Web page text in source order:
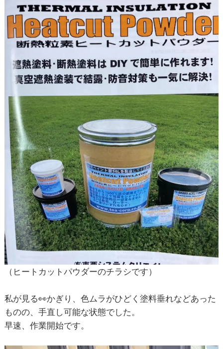
（ヒートカットパウダーのチラシです）
私が見る👀かぎり、色ムラがひどく塗料垂れなどあった
ものの、手直し可能な状態でした。
早速、作業開始です。